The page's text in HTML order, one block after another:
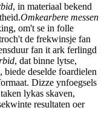
, in materiaal bekend
Omkearbere messen
om't se in folle
de frekwinsje fan
fan it ark ferlingd
, dat binne lytse,
deselde foardielen
Dizze ynfoegsels
lykas skaven,
resultaten oer